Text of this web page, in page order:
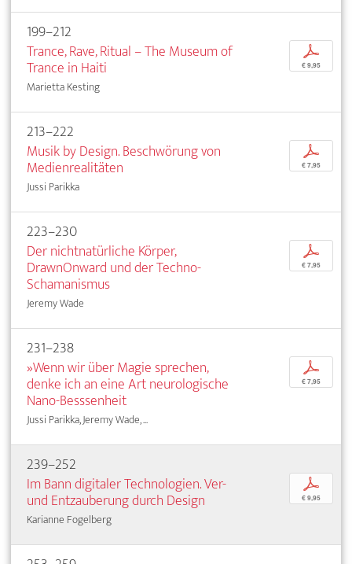
199–212
Trance, Rave, Ritual – The Museum of
Trance in Haiti
Marietta Kesting
p
€ 9,95
213–222
Musik by Design. Beschwörung von
Medienrealitäten
Jussi Parikka
p
€ 7,95
223–230
Der nichtnatürliche Körper,
DrawnOnward und der Techno-
Schamanismus
Jeremy Wade
p
€ 7,95
231–238
»Wenn wir über Magie sprechen,
denke ich an eine Art neurologische
Nano-Besssenheit
Jussi Parikka, Jeremy Wade, ...
p
€ 7,95
239–252
Im Bann digitaler Technologien. Ver-
und Entzauberung durch Design
Karianne Fogelberg
p
€ 9,95